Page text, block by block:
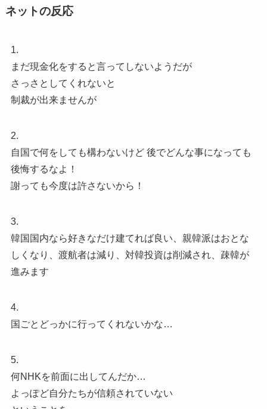
ネットの反応
1.
まだ現金化をすると言ってしないようだが
さっさとしてくれないと
制裁が出来ませんが
2.
自国で何をしても構わないけど 後でどんな事になっても
後悔するなよ！
謝っても今度は許さないから！
3.
韓国国内なら好きなだけ建てれば良い、親韓派はおとな
しくなり、渡航者は減り、対韓投資は削減され、疎韓が
進みます
4.
国ごとどっかに行ってくれないかな…
5.
何NHKを前面に出してんだか…
よっぽど自分たちが信頼されていない